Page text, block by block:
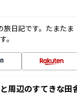
日記です。たまた
。
周辺のすてきな